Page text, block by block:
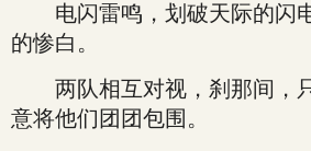
电闪雷鸣，划破天际的闪
的惨白。
两队相互对视，刹那间，
意将他们团团包围。